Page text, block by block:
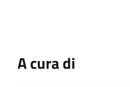
A cura di